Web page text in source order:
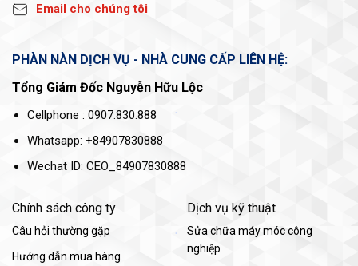
Email cho chúng tôi
PHÀN NÀN DỊCH VỤ - NHÀ CUNG CẤP LIÊN HỆ:
Tổng Giám Đốc Nguyễn Hữu Lộc
Cellphone : 0907.830.888
Whatsapp: +84907830888
Wechat ID: CEO_84907830888
Chính sách công ty
Câu hỏi thường gặp
Hướng dẫn mua hàng
Dịch vụ kỹ thuật
Sửa chữa máy móc công
nghiệp